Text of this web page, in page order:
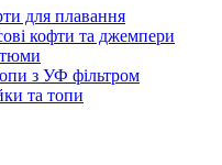
для плавання
кофти та джемпери
з УФ фільтром
та топи